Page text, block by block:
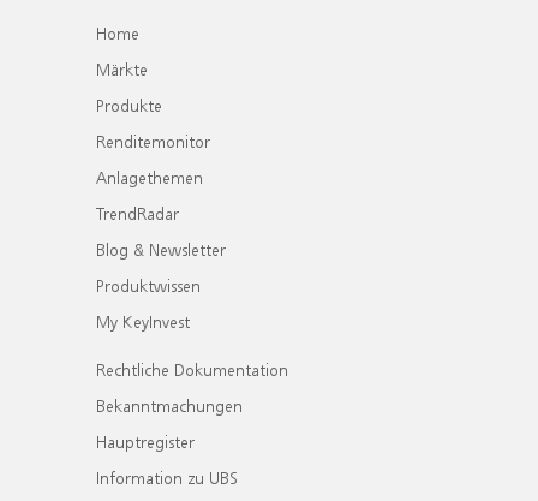
Home
Märkte
Produkte
Renditemonitor
Anlagethemen
TrendRadar
Blog & Newsletter
Produktwissen
My KeyInvest
Rechtliche Dokumentation
Bekanntmachungen
Hauptregister
Information zu UBS